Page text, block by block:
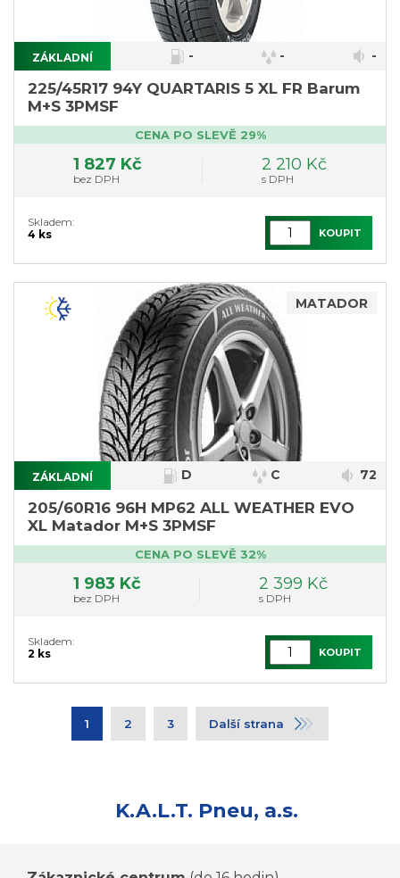
ZÁKLADNÍ - - -
225/45R17 94Y QUARTARIS 5 XL FR Barum
M+S 3PMSF
CENA PO SLEVĚ 29%
1 827 Kč
bez DPH
2 210 Kč
s DPH
Skladem:
4 ks
KOUPIT
MATADOR
ZÁKLADNÍ D C 72
205/60R16 96H MP62 ALL WEATHER EVO
XL Matador M+S 3PMSF
CENA PO SLEVĚ 32%
1 983 Kč
bez DPH
2 399 Kč
s DPH
Skladem:
2 ks
KOUPIT
1 2 3 Další strana
K.A.L.T. Pneu, a.s.